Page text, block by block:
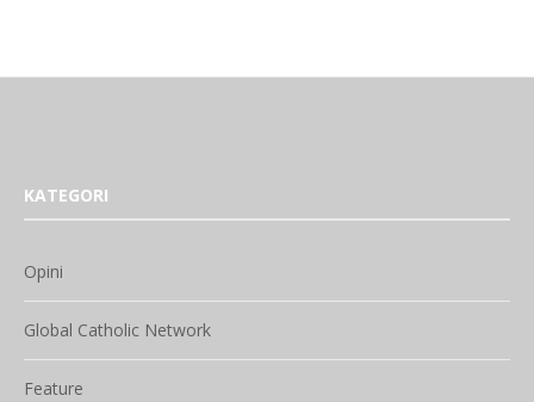
KATEGORI
Opini
Global Catholic Network
Feature